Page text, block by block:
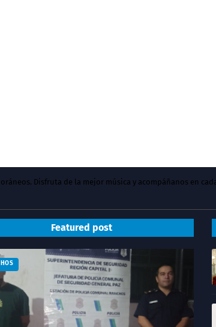
Disfruta de la mejor música y acompáñanos en
Featured post